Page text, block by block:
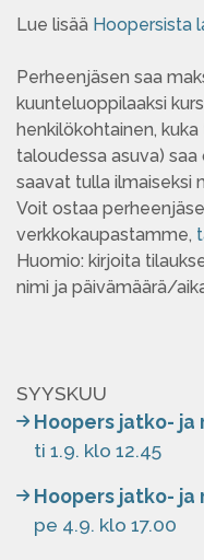
Lue lisää Hoopersista
Perheenjäsen saa
kuunteluoppilaaksi
henkilökohtainen,
taloudessa asuva)
saavat tulla ilmaiseksi
Voit ostaa
verkkokaupastamme,
Huomio: kirjoita
nimi ja päivämäärä/
SYYSKUU
Hoopers jatko- ja
ti 1.9. klo 12.45
Hoopers jatko- ja
pe 4.9. klo 17.00